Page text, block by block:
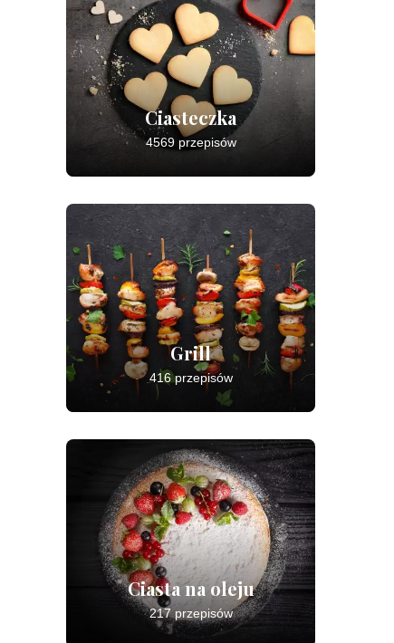
Ciasteczka
4569 przepisów
Grill
416 przepisów
Ciasta na oleju
217 przepisów